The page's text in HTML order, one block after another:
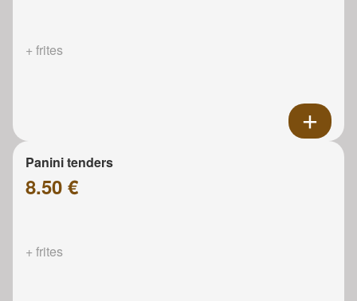
+ frites
Panini tenders
8.50 €
+ frites